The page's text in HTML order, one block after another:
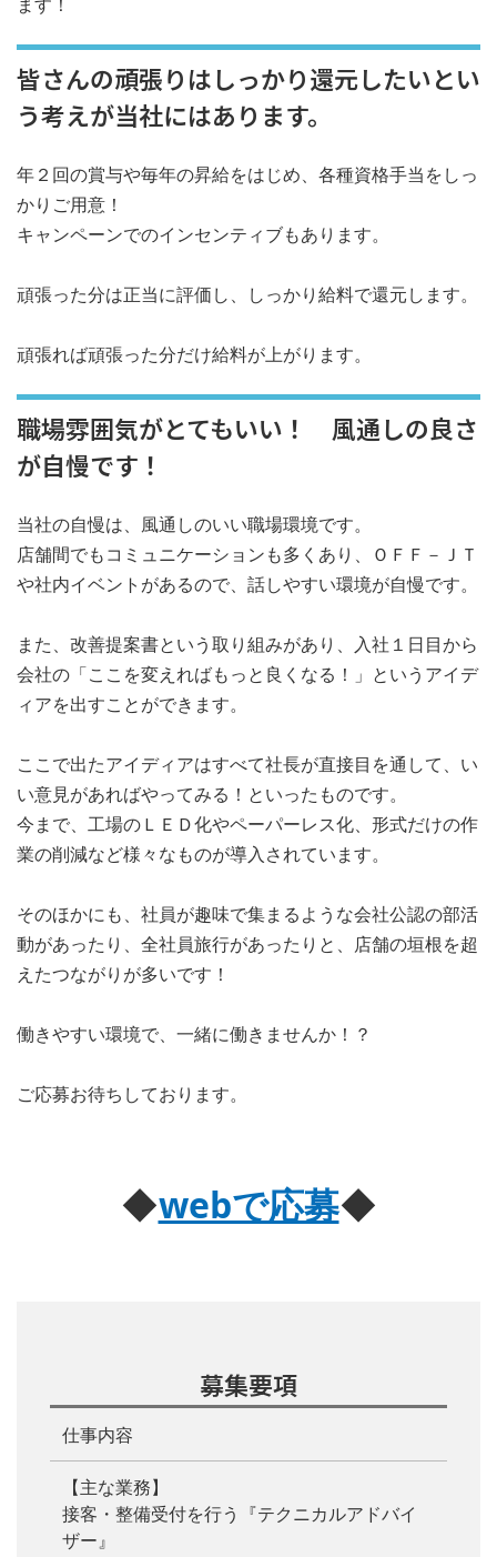
ます！
皆さんの頑張りはしっかり還元したいとい
う考えが当社にはあります。
年２回の賞与や毎年の昇給をはじめ、各種資格手当をしっ
かりご用意！
キャンペーンでのインセンティブもあります。
頑張った分は正当に評価し、しっかり給料で還元します。
頑張れば頑張った分だけ給料が上がります。
職場雰囲気がとてもいい！ 風通しの良さ
が自慢です！
当社の自慢は、風通しのいい職場環境です。
店舗間でもコミュニケーションも多くあり、ＯＦＦ－ＪＴ
や社内イベントがあるので、話しやすい環境が自慢です。
また、改善提案書という取り組みがあり、入社１日目から
会社の「ここを変えればもっと良くなる！」というアイデ
ィアを出すことができます。
ここで出たアイディアはすべて社長が直接目を通して、い
い意見があればやってみる！といったものです。
今まで、工場のＬＥＤ化やペーパーレス化、形式だけの作
業の削減など様々なものが導入されています。
そのほかにも、社員が趣味で集まるような会社公認の部活
動があったり、全社員旅行があったりと、店舗の垣根を超
えたつながりが多いです！
働きやすい環境で、一緒に働きませんか！？
ご応募お待ちしております。
◆webで応募◆
募集要項
仕事内容
【主な業務】
接客・整備受付を行う『テクニカルアドバイ
ザー』